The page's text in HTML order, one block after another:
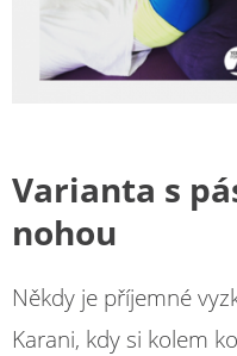
Varianta s
nohou
Někdy je příjemné
Karani, kdy si kolem